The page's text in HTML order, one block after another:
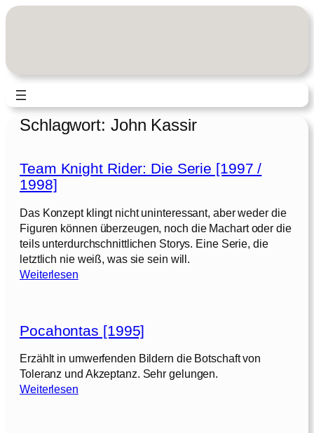
Zum
Schlagwort: John Kassir
Team Knight Rider: Die Serie [1997 /
1998]
Das Konzept klingt nicht uninteressant, aber weder die
Figuren können überzeugen, noch die Machart oder die
teils unterdurchschnittlichen Storys. Eine Serie, die
letztlich nie weiß, was sie sein will.
Weiterlesen:
m
n
i
g
Pocahontas [1995]
Erzählt in umwerfenden Bildern die Botschaft von
Toleranz und Akzeptanz. Sehr gelungen.
Weiterlesen: